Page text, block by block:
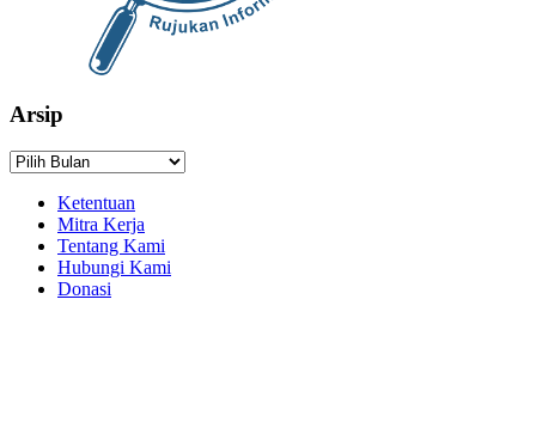
Arsip
Arsip
Ketentuan
Mitra Kerja
Tentang Kami
Hubungi Kami
Donasi